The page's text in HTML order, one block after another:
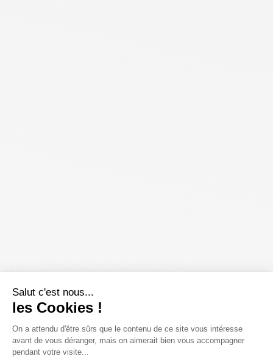
Salut c'est nous...
les Cookies !
On a attendu d'être sûrs que le contenu de ce site vous intéresse
avant de vous déranger, mais on aimerait bien vous accompagner
pendant votre visite...